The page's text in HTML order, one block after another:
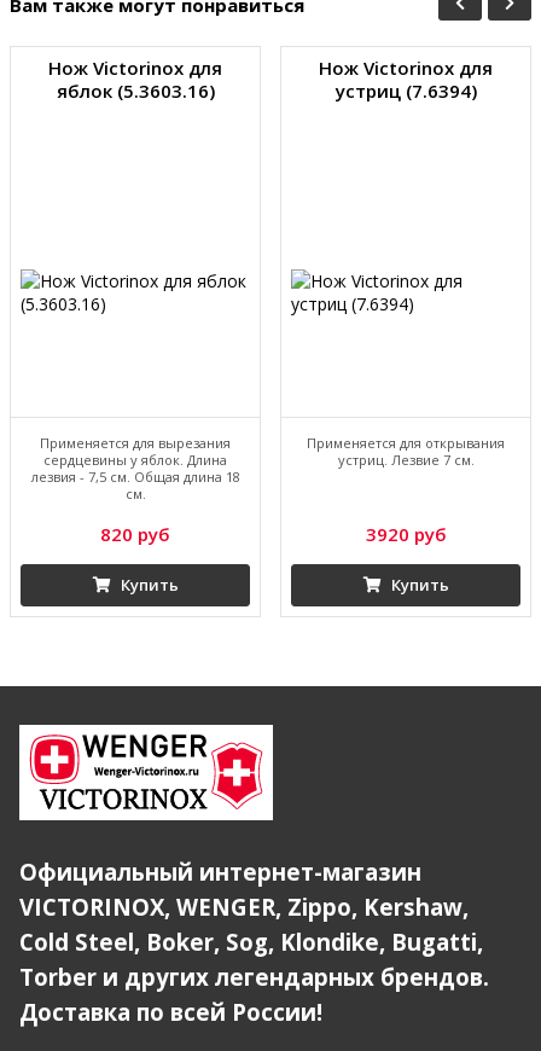
Нож Victorinox для
яблок (5.3603.16)
Применяется для вырезания
сердцевины у яблок. Длина
лезвия - 7,5 см. Общая длина 18
см.
820 руб
Купить
Нож Victorinox для
устриц (7.6394)
Применяется для открывания
устриц. Лезвие 7 см.
3920 руб
Купить
Официальный интернет-магазин
VICTORINOX, WENGER, Zippo, Kershaw,
Cold Steel, Boker, Sog, Klondike, Bugatti,
Torber и других легендарных брендов.
Доставка по всей России!